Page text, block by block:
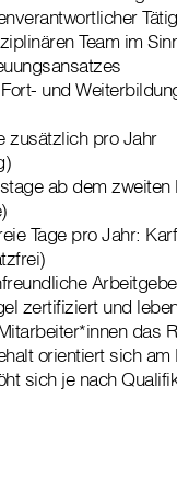
Team im
und
zusätzlich pro Jahr
ab dem zweiten
Tage pro Jahr:
zertifiziert und
das
orientiert sich
sich je nach